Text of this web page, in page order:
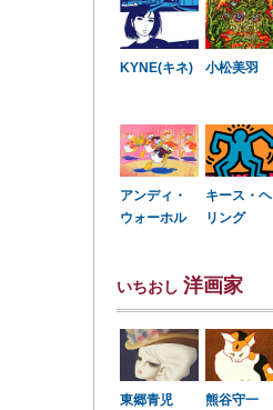
KYNE(キネ) 小松美羽
アンディ・
ウォーホル
キース・ヘ
リング
いちおし 洋画家
東郷青児 熊谷守一